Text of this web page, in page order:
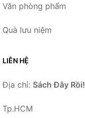
Văn phòng phẩm
Quà lưu niệm
LIÊN HỆ
Địa chỉ: Sách Đây Rồi!
Tp.HCM